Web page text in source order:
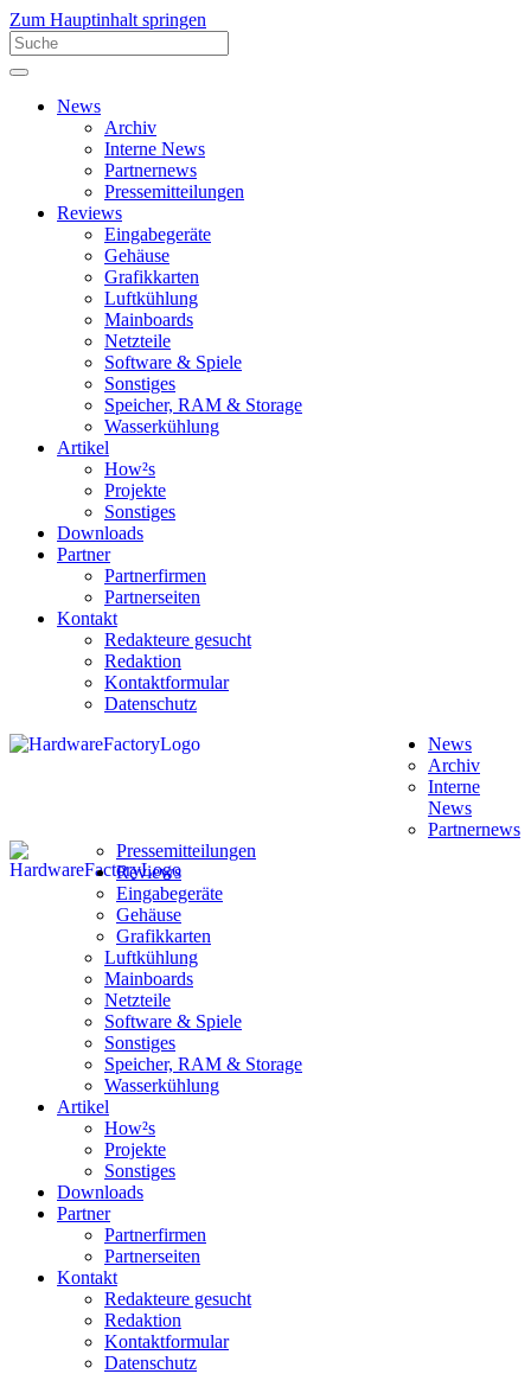
Zum Hauptinhalt springen
News
Archiv
Interne News
Partnernews
Pressemitteilungen
Reviews
Eingabegeräte
Gehäuse
Grafikkarten
Luftkühlung
Mainboards
Netzteile
Software & Spiele
Sonstiges
Speicher, RAM & Storage
Wasserkühlung
Artikel
How²s
Projekte
Sonstiges
Downloads
Partner
Partnerfirmen
Partnerseiten
Kontakt
Redakteure gesucht
Redaktion
Kontaktformular
Datenschutz
News
Archiv
Interne
News
Partnernews
Pressemitteilungen
Reviews
Eingabegeräte
Gehäuse
Grafikkarten
Luftkühlung
Mainboards
Netzteile
Software & Spiele
Sonstiges
Speicher, RAM & Storage
Wasserkühlung
Artikel
How²s
Projekte
Sonstiges
Downloads
Partner
Partnerfirmen
Partnerseiten
Kontakt
Redakteure gesucht
Redaktion
Kontaktformular
Datenschutz